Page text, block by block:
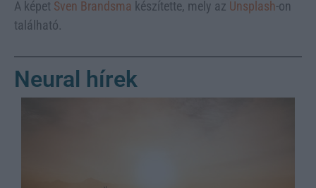
A képet Sven Brandsma készítette, mely az Unsplash-on
található.
Neural hírek